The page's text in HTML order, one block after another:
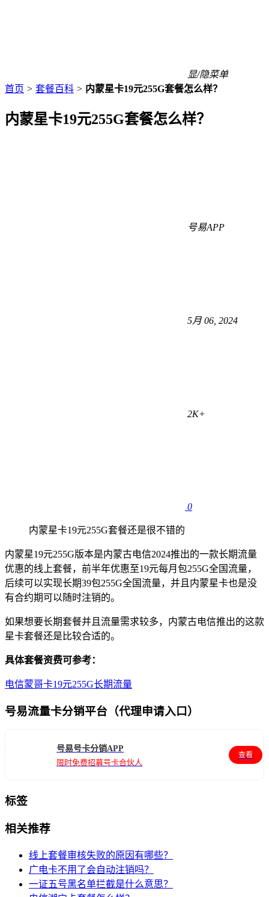
显/隐菜单
首页 > 套餐百科 > 内蒙星卡19元255G套餐怎么样？
内蒙星卡19元255G套餐怎么样？
号易APP
5月 06, 2024
2K+
0
内蒙星卡19元255G套餐还是很不错的
内蒙星19元255G版本是内蒙古电信2024推出的一款长期流量
优惠的线上套餐，前半年优惠至19元每月包255G全国流量，
后续可以实现长期39包255G全国流量，并且内蒙星卡也是没
有合约期可以随时注销的。
如果想要长期套餐并且流量需求较多，内蒙古电信推出的这款
星卡套餐还是比较合适的。
具体套餐资费可参考：
电信蒙哥卡19元255G长期流量
号易流量卡分销平台（代理申请入口）
号易号卡分销APP
限时免费招募号卡合伙人
查看
标签
相关推荐
线上套餐审核失败的原因有哪些？
广电卡不用了会自动注销吗？
一证五号黑名单拦截是什么意思？